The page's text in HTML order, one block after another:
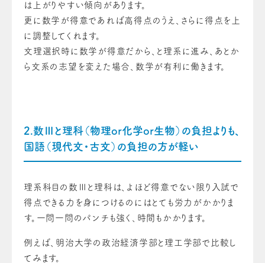
は上がりやすい傾向があります。
更に数学が得意であれば高得点のうえ、さらに得点を上
に調整してくれます。
文理選択時に数学が得意だから、と理系に進み、あとか
ら文系の志望を変えた場合、数学が有利に働きます。
2.数Ⅲと理科（物理or化学or生物）の負担よりも、
国語（現代文・古文）の負担の方が軽い
理系科目の数Ⅲと理科は、よほど得意でない限り入試で
得点できる力を身につけるのにはとても労力がかかりま
す。一問一問のパンチも強く、時間もかかります。
例えば、明治大学の政治経済学部と理工学部で比較し
てみます。